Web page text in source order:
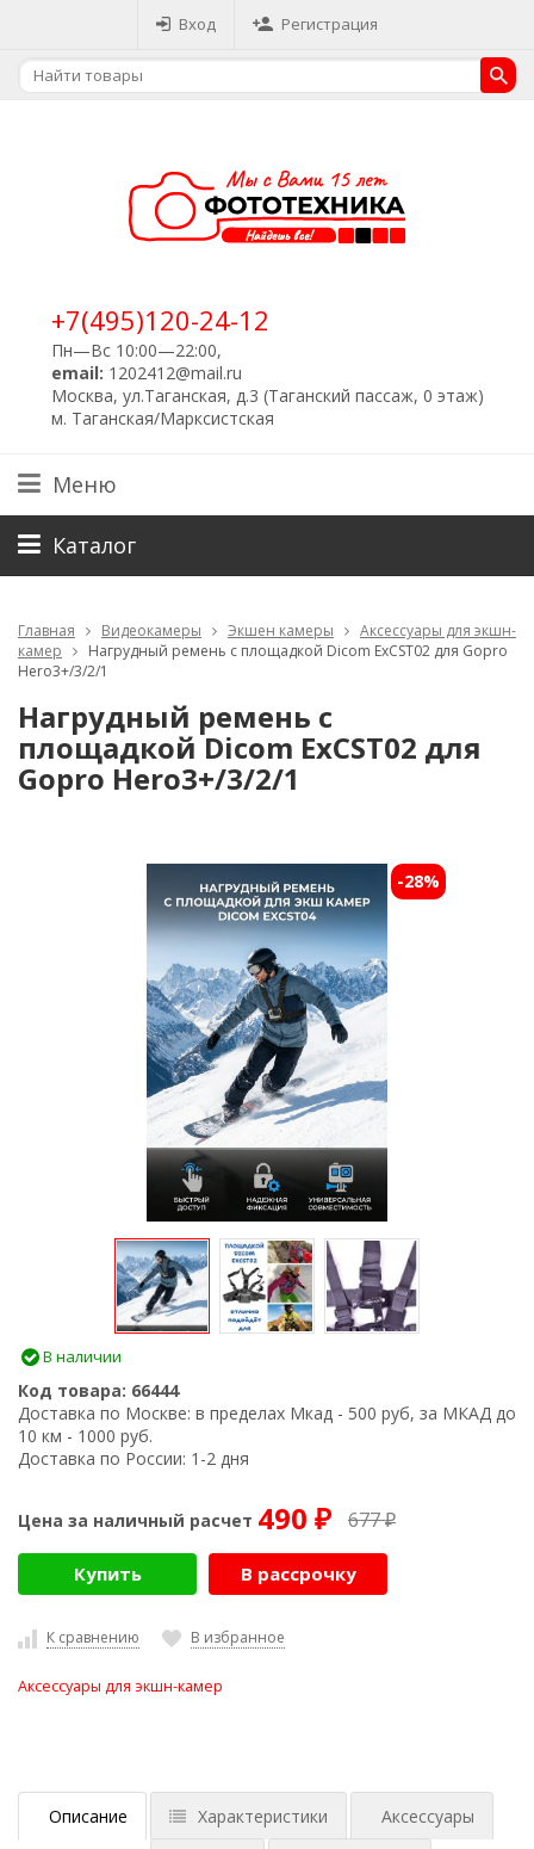
Вход Регистрация
+7(495)120-24-12
Пн—Вс 10:00—22:00,
email: 1202412@mail.ru
Москва, ул.Таганская, д.3 (Таганский пассаж, 0 этаж)
м. Таганская/Марксистская
Меню
Каталог
Главная Видеокамеры Экшен камеры
Аксессуары для экшн-
камер
Нагрудный ремень с площадкой Dicom ExCST02 для Gopro
Hero3+/3/2/1
Нагрудный ремень с
площадкой Dicom ExCST02 для
Gopro Hero3+/3/2/1
-28%
В наличии
Код товара: 66444
Доставка по Москве: в пределах Мкад - 500 руб, за МКАД до
10 км - 1000 руб.
Доставка по России: 1-2 дня
Цена за наличный расчет 490 ₽ 677₽
Купить В рассрочку
К сравнению В избранное
Аксессуары для экшн-камер
Описание Характеристики Аксессуары